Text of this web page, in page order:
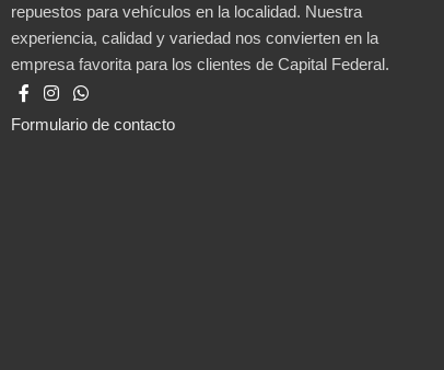
repuestos para vehículos en la localidad. Nuestra
experiencia, calidad y variedad nos convierten en la
empresa favorita para los clientes de Capital Federal.
Formulario de contacto